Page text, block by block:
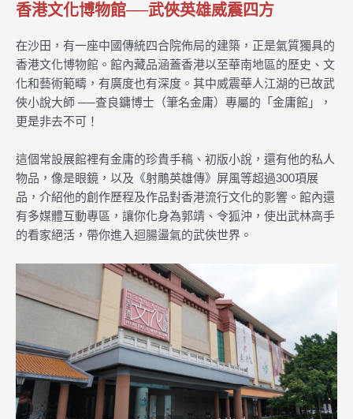
香港文化博物館──武俠英雄威震四方
在沙田，有一座中國傳統四合院佈局的建築，正是氣質獨具的
香港文化博物館。館內藏品涵蓋香港以至華南地區的歷史、文
化和藝術範疇，有廣度也有深度。其中威震華人江湖的已故武
俠小說大師 ──查良鏞博士（筆名金庸）專屬的「金庸館」，
更是非去不可！
這個常設展館裡有金庸的珍貴手稿、初版小說，還有他的私人
物品，像是眼鏡，以及《射鵰英雄傳》屏風等超過300項展
品，介紹他的創作歷程及作品對香港流行文化的影響。館內還
有多媒體互動專區，讓你化身為郭靖、令狐沖，使出武林高手
的看家絕活，帶你進入迴腸盪氣的武俠世界。